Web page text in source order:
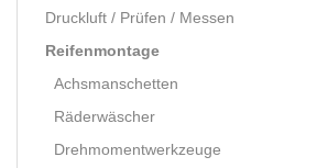
Druckluft / Prüfen / Messen
Reifenmontage
Achsmanschetten
Räderwäscher
Drehmomentwerkzeuge